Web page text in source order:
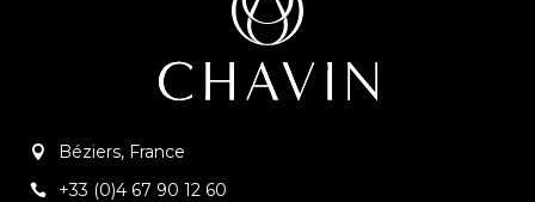
Béziers, France
+33 (0)4 67 90 12 60